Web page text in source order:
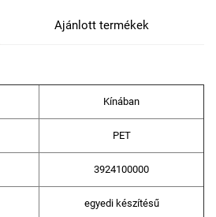
Ajánlott termékek
Kínában
PET
3924100000
egyedi készítésű